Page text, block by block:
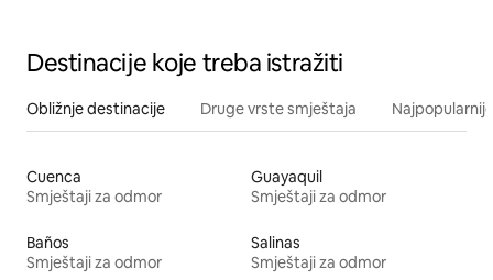
Destinacije koje treba istražiti
Obližnje destinacije Druge vrste smještaja
Cuenca
Smještaji za odmor
Guayaquil
Smještaji za odmor
Baños
Smještaji za odmor
Salinas
Smještaji za odmor